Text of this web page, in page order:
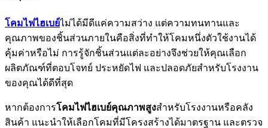
โคมไฟไฮเบย์ไม่ได้มีดีแค่ความสว่าง แต่ความทนทานและ
คุณภาพของชิ้นส่วนภายในคือสิ่งที่ทำให้โคมหนึ่งตัวใช้งานได้
คุ้มค่าหรือไม่ การรู้จักชิ้นส่วนแต่ละอย่างจึงช่วยให้คุณเลือก
ผลิตภัณฑ์ที่ตอบโจทย์ ประหยัดไฟ และปลอดภัยสำหรับโรงงาน
ของคุณได้ดีที่สุด
หากต้องการโคมไฟไฮเบย์คุณภาพสูงสำหรับโรงงานหรือคลัง
สินค้า แนะนำให้เลือกโคมที่มีโครงสร้างได้มาตรฐาน และตรวจ